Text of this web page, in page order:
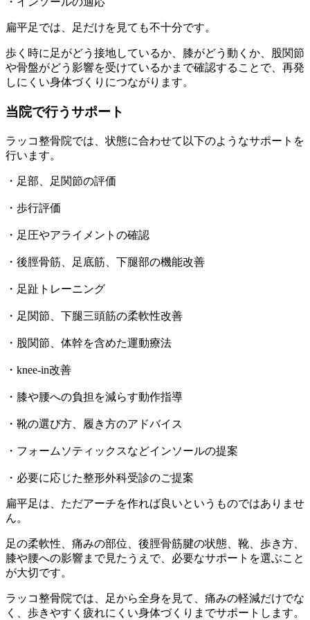
扁平足では、足だけを見ても不十分です。
歩く時に足がどう接地しているか、膝がどう動くか、股関節
や骨盤がどう影響を受けているかまで確認することで、再発
しにくい身体づくりにつながります。
当院で行うサポート
ラッコ整骨院では、状態に合わせて以下のようなサポートを
行います。
・足部、足関節の評価
・歩行評価
・足圧やアライメントの確認
・後脛骨筋、足底筋、下腿部の機能改善
・足趾トレーニング
・足関節、下腿三頭筋の柔軟性改善
・股関節、体幹を含めた運動療法
・knee-in改善
・膝や腰への負担を減らす動作指導
・靴の選び方、履き方のアドバイス
・フォームソティックスなどインソールの提案
・必要に応じた整形外科受診のご提案
扁平足は、ただアーチを作れば良いというものではありませ
ん。
足の柔軟性、痛みの部位、後脛骨筋腱の状態、靴、歩き方、
膝や腰への影響まで見たうえで、必要なサポートを選ぶこと
が大切です。
ラッコ整骨院では、足から全身を見て、痛みの軽減だけでな
く、歩きやすく疲れにくい身体づくりまでサポートします。